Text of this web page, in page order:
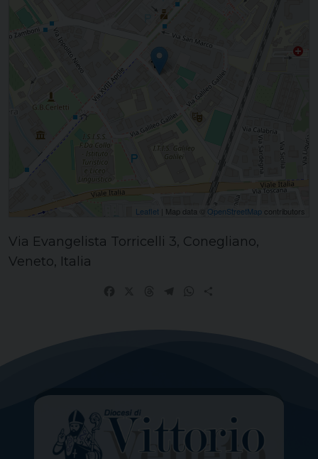
Leaflet | Map data © OpenStreetMap contributors
Via Evangelista Torricelli 3, Conegliano,
Veneto, Italia